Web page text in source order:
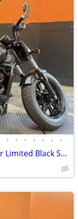
• • • • • • •
2025 Indian Motorcycle Scout Bobber Limited Black Smoke